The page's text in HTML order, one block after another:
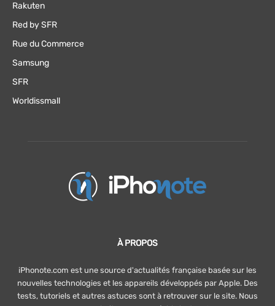
Rakuten
Red by SFR
Rue du Commerce
Samsung
SFR
Worldissmall
À PROPOS
iPhonote.com est une source d'actualités française basée sur les
nouvelles technologies et les appareils développés par Apple. Des
tests, tutoriels et autres astuces sont à retrouver sur le site. Nous